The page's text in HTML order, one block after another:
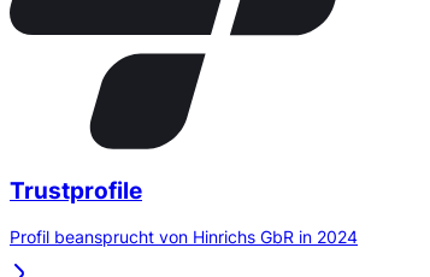
Trustprofile
Profil beansprucht von Hinrichs GbR in 2024